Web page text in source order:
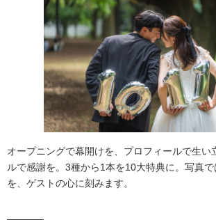
オープニングで幕開けを、プロフィールで生い
ルで感謝を。3種から1本を10大特典に。写真
を、ゲストの心に刻みます。